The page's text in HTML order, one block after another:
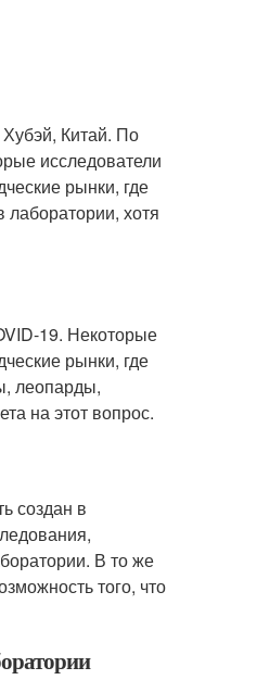
Китай. По
исследователи
рынки, где
лаборатории, хотя
19. Некоторые
рынки, где
леопарды,
на этот вопрос.
создан в
В то же
того, что